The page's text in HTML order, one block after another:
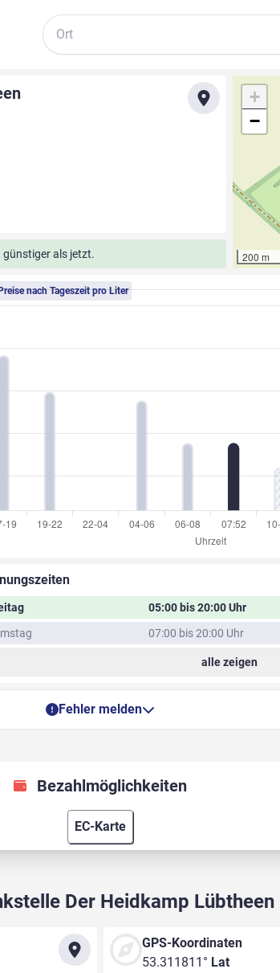
Suche
günstiger als jetzt.
+
−
200 m
nach Tageszeit pro Liter
05:00 bis 20:00 Uhr
07:00 bis 20:00 Uhr
alle zeigen
Fehler melden
Bezahlmöglichkeiten
EC-Karte
Der Heidkamp Lübtheen
GPS-Koordinaten
53.311811° Lat